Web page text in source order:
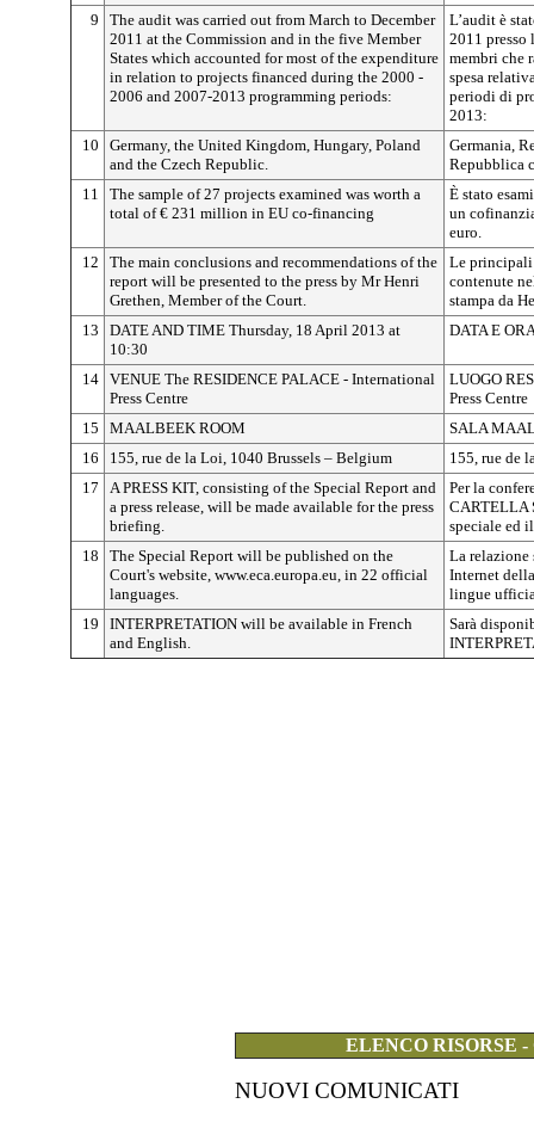
9
The audit was carried out from March to December
2011 at the Commission and in the five Member
States which accounted for most of the expenditure
in relation to projects financed during the 2000 -
2006 and 2007-2013 programming periods:
L’audit è
2011 presso
membri che
spesa
periodi di
2013:
10
Germany, the United Kingdom, Hungary, Poland
and the Czech Republic.
Germania,
Repubblica
11
The sample of 27 projects examined was worth a
total of € 231 million in EU co-financing
È stato
un
euro.
12
The main conclusions and recommendations of the
report will be presented to the press by Mr Henri
Grethen, Member of the Court.
Le principali
contenute
stampa da
13
DATE AND TIME Thursday, 18 April 2013 at
10:30
DATA E
14 VENUE The RESIDENCE PALACE - International
Press Centre
LUOGO
Press Centre
15
MAALBEEK ROOM
SALA
16
155, rue de la Loi, 1040 Brussels – Belgium
155, rue de
17
A PRESS KIT, consisting of the Special Report and
a press release, will be made available for the press
briefing.
Per la
CARTELLA
speciale ed
18
The Special Report will be published on the
Court's website, www.eca.europa.eu, in 22 official
languages.
La relazione
Internet
lingue
19
INTERPRETATION will be available in French
and English.
Sarà
ELENCO RISORSE
NUOVI COMUNICATI